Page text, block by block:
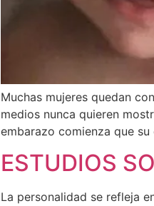
Muchas mujeres quedan
medios nunca quieren
embarazo comienza que
ESTUDIOS
La personalidad se refleja